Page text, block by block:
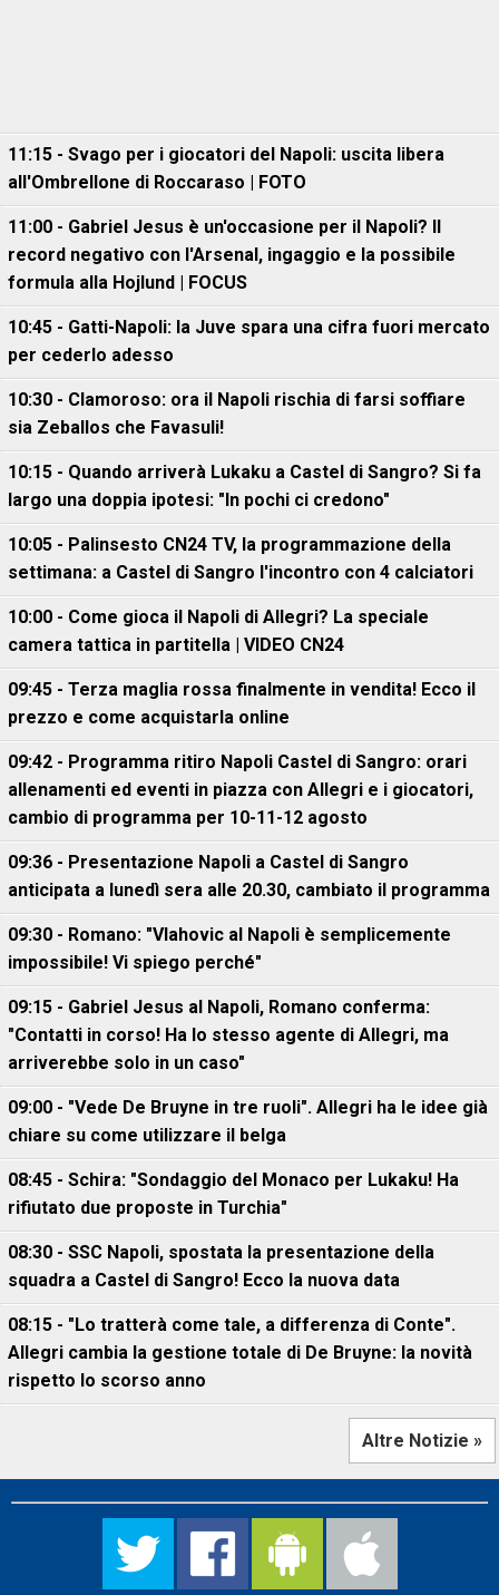
11:15 - Svago per i giocatori del Napoli: uscita libera
all'Ombrellone di Roccaraso | FOTO
11:00 - Gabriel Jesus è un'occasione per il Napoli? Il
record negativo con l'Arsenal, ingaggio e la possibile
formula alla Hojlund | FOCUS
10:45 - Gatti-Napoli: la Juve spara una cifra fuori mercato
per cederlo adesso
10:30 - Clamoroso: ora il Napoli rischia di farsi soffiare
sia Zeballos che Favasuli!
10:15 - Quando arriverà Lukaku a Castel di Sangro? Si fa
largo una doppia ipotesi: "In pochi ci credono"
10:05 - Palinsesto CN24 TV, la programmazione della
settimana: a Castel di Sangro l'incontro con 4 calciatori
10:00 - Come gioca il Napoli di Allegri? La speciale
camera tattica in partitella | VIDEO CN24
09:45 - Terza maglia rossa finalmente in vendita! Ecco il
prezzo e come acquistarla online
09:42 - Programma ritiro Napoli Castel di Sangro: orari
allenamenti ed eventi in piazza con Allegri e i giocatori,
cambio di programma per 10-11-12 agosto
09:36 - Presentazione Napoli a Castel di Sangro
anticipata a lunedì sera alle 20.30, cambiato il programma
09:30 - Romano: "Vlahovic al Napoli è semplicemente
impossibile! Vi spiego perché"
09:15 - Gabriel Jesus al Napoli, Romano conferma:
"Contatti in corso! Ha lo stesso agente di Allegri, ma
arriverebbe solo in un caso"
09:00 - "Vede De Bruyne in tre ruoli". Allegri ha le idee già
chiare su come utilizzare il belga
08:45 - Schira: "Sondaggio del Monaco per Lukaku! Ha
rifiutato due proposte in Turchia"
08:30 - SSC Napoli, spostata la presentazione della
squadra a Castel di Sangro! Ecco la nuova data
08:15 - "Lo tratterà come tale, a differenza di Conte".
Allegri cambia la gestione totale di De Bruyne: la novità
rispetto lo scorso anno
Altre Notizie »